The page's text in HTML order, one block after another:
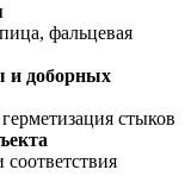
фальцевая
и доборных
стыков